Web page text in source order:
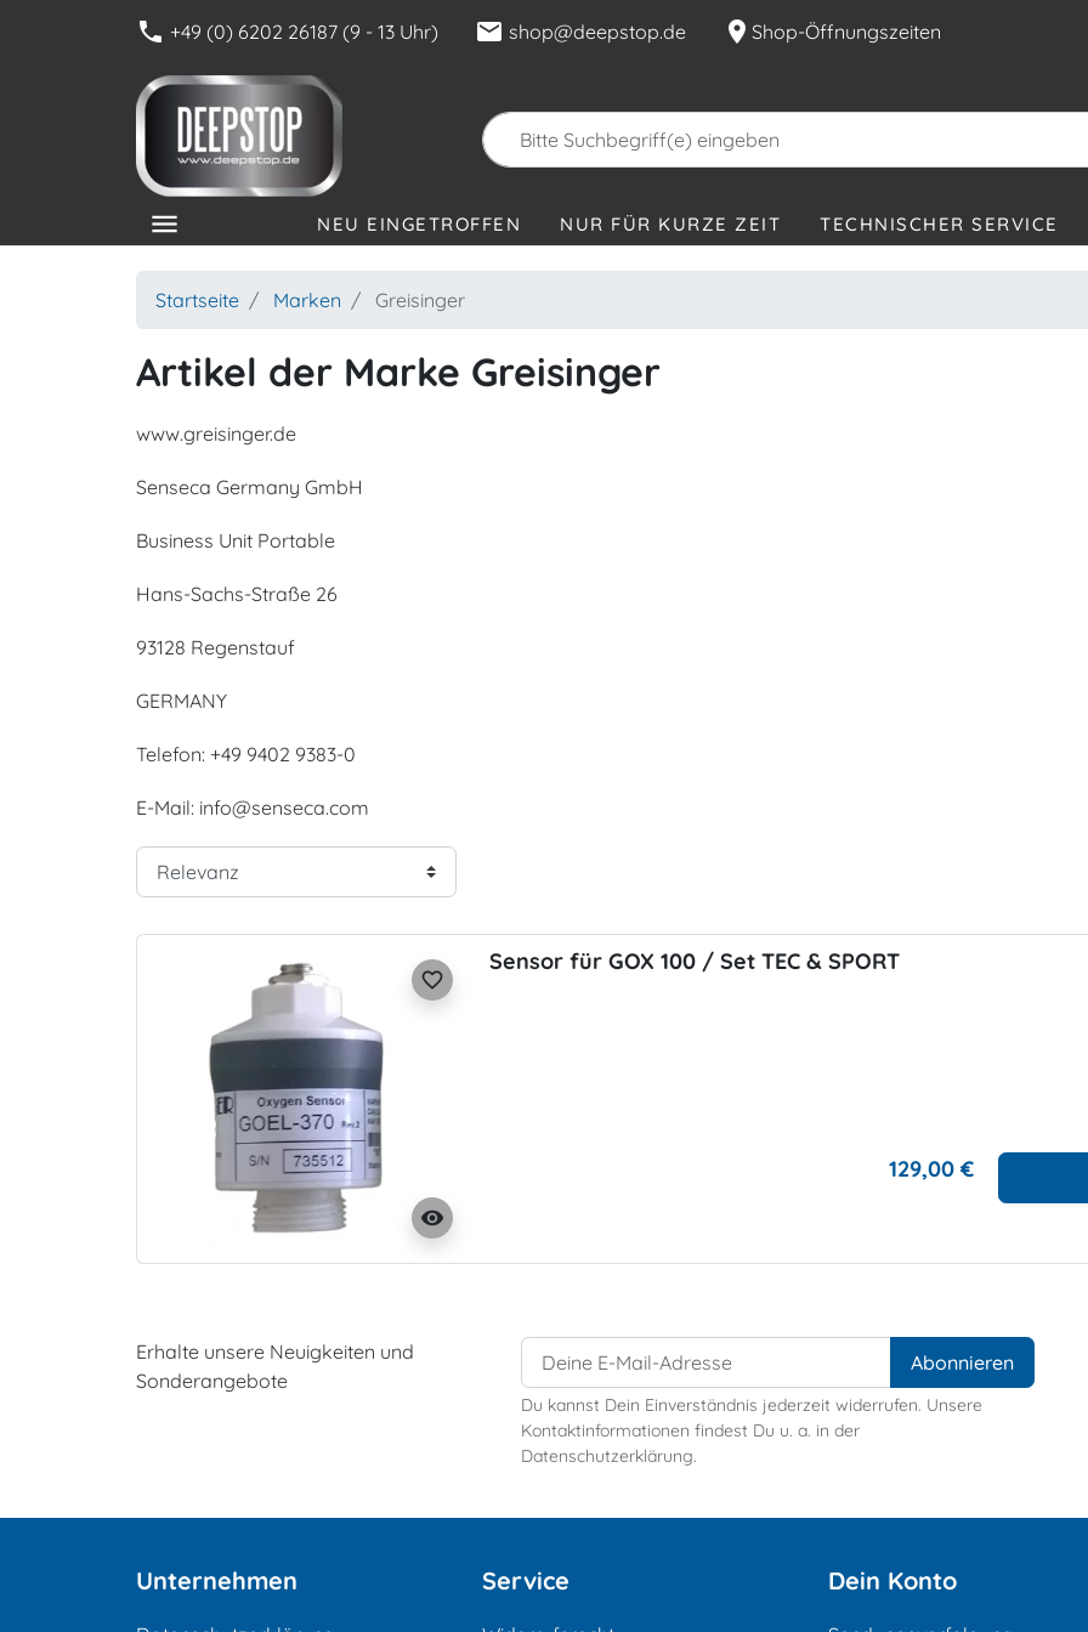
phone +49 (0) 6202 26187 (9 - 13 Uhr) mail shop@deepstop.de location_on Shop-Öffnungszeiten
menu NEU EINGETROFFEN NUR FÜR KURZE ZEIT TECHNISCHER SERVICE
Startseite Marken Greisinger
Artikel der Marke Greisinger
www.greisinger.de
Senseca Germany GmbH
Business Unit Portable
Hans-Sachs-Straße 26
93128 Regenstauf
GERMANY
Telefon: +49 9402 9383-0
E-Mail: info@senseca.com
visibility
favorite_border
Sensor für GOX 100 / Set TEC & SPORT
129,00 €
Erhalte unsere Neuigkeiten und
Sonderangebote
Du kannst Dein Einverständnis jederzeit widerrufen. Unsere
Kontaktinformationen findest Du u. a. in der
Datenschutzerklärung.
Unternehmen Service Dein Konto